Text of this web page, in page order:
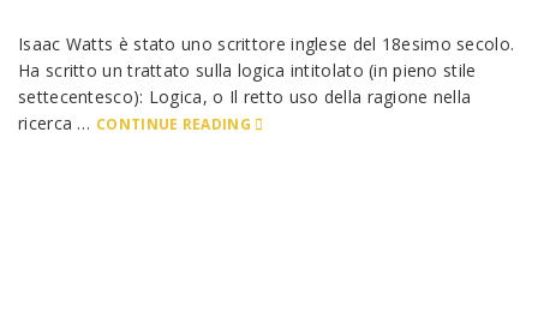
Isaac Watts è stato uno scrittore inglese del 18esimo secolo.
Ha scritto un trattato sulla logica intitolato (in pieno stile
settecentesco): Logica, o Il retto uso della ragione nella
ricerca … CONTINUE READING